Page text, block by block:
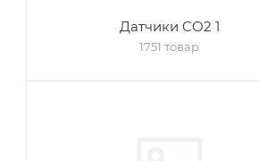
Датчики CO2 1
1751 товар